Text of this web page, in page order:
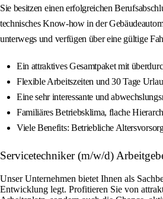
Sie besitzen einen erfolgreichen
technisches Know-how in der
unterwegs und verfügen über eine gültige
Ein attraktives Gesamtpaket mit
Flexible Arbeitszeiten und 30 Tage
Eine sehr interessante und
Familiäres Betriebsklima, flache
Viele Benefits: Betriebliche
Servicetechniker (m/w/d)
Unser Unternehmen bietet Ihnen als
Entwicklung legt. Profitieren Sie von